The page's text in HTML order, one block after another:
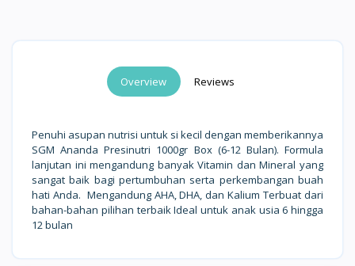
Overview Reviews
Penuhi asupan nutrisi untuk si kecil dengan memberikannya
SGM Ananda Presinutri 1000gr Box (6-12 Bulan). Formula
lanjutan ini mengandung banyak Vitamin dan Mineral yang
sangat baik bagi pertumbuhan serta perkembangan buah
hati Anda. Mengandung AHA, DHA, dan Kalium Terbuat dari
bahan-bahan pilihan terbaik Ideal untuk anak usia 6 hingga
12 bulan